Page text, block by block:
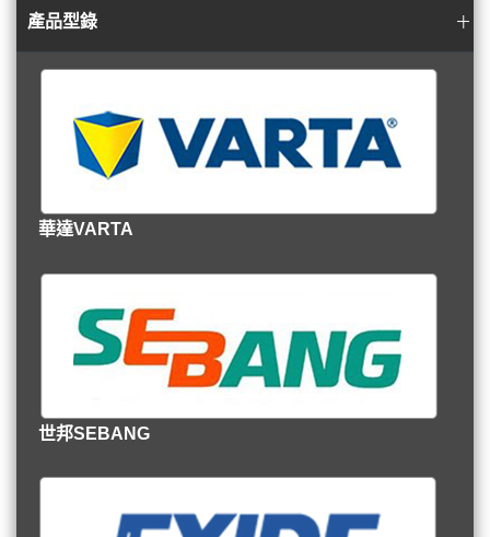
產品型錄
華達VARTA
世邦SEBANG